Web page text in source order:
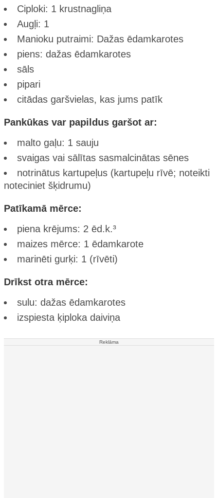
Ciploki: 1 krustnagliņa
Augļi: 1
Manioku putraimi: Dažas ēdamkarotes
piens: dažas ēdamkarotes
sāls
pipari
citādas garšvielas, kas jums patīk
Pankūkas var papildus garšot ar:
malto gaļu: 1 sauju
svaigas vai sālītas sasmalcinātas sēnes
notrinātus kartupeļus (kartupeļu rīvē; noteikti
noteciniet šķidrumu)
Patīkamā mērce:
piena krējums: 2 ēd.k.³
maizes mērce: 1 ēdamkarote
marinēti gurķi: 1 (rīvēti)
Drīkst otra mērce:
sulu: dažas ēdamkarotes
izspiesta ķiploka daiviņa
Reklāma